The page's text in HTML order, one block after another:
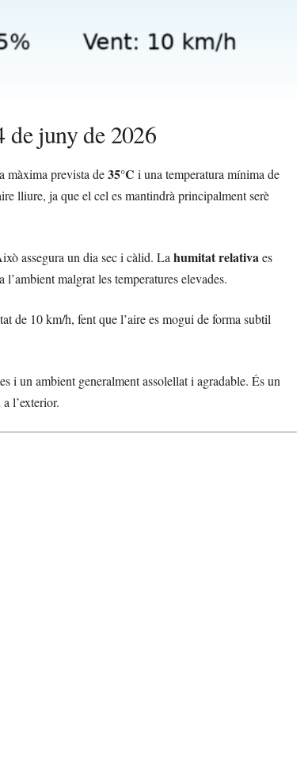
de juny de 2026
màxima prevista de35°C i una temperatura mínima de
lliure, ja que el cel es mantindrà principalment serè
assegura un dia sec i càlid. La humitat relativaes
malgrat les temperatures elevades.
de 10 km/h, fent que l’aire es mogui de forma subtil
i un ambient generalment assolellat i agradable. És un
l’exterior.